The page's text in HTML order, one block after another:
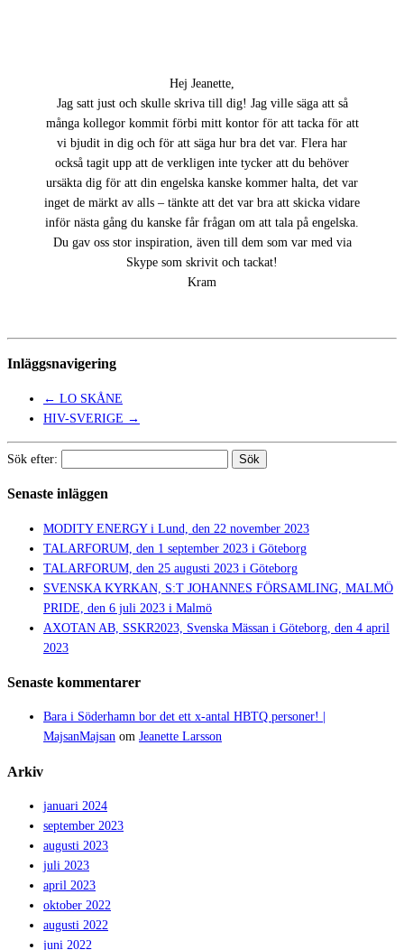
Hej Jeanette,
Jag satt just och skulle skriva till dig! Jag ville säga att så
många kollegor kommit förbi mitt kontor för att tacka för att
vi bjudit in dig och för att säga hur bra det var. Flera har
också tagit upp att de verkligen inte tycker att du behöver
ursäkta dig för att din engelska kanske kommer halta, det var
inget de märkt av alls – tänkte att det var bra att skicka vidare
inför nästa gång du kanske får frågan om att tala på engelska.
Du gav oss stor inspiration, även till dem som var med via
Skype som skrivit och tackat!
Kram
Inläggsnavigering
← LO SKÅNE
HIV-SVERIGE →
Sök efter:
Senaste inläggen
MODITY ENERGY i Lund, den 22 november 2023
TALARFORUM, den 1 september 2023 i Göteborg
TALARFORUM, den 25 augusti 2023 i Göteborg
SVENSKA KYRKAN, S:T JOHANNES FÖRSAMLING, MALMÖ
PRIDE, den 6 juli 2023 i Malmö
AXOTAN AB, SSKR2023, Svenska Mässan i Göteborg, den 4 april
2023
Senaste kommentarer
Bara i Söderhamn bor det ett x-antal HBTQ personer! |
MajsanMajsan om Jeanette Larsson
Arkiv
januari 2024
september 2023
augusti 2023
juli 2023
april 2023
oktober 2022
augusti 2022
juni 2022